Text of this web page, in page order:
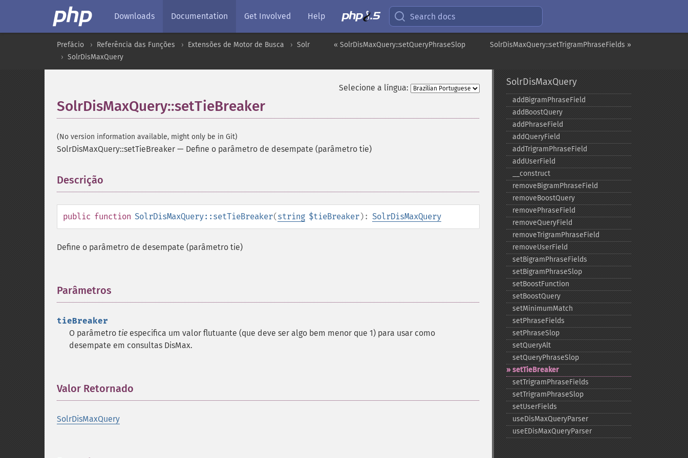
Downloads Documentation Get Involved Help Search docs
SolrDisMaxQuery::setTrigramPhraseFields »
« SolrDisMaxQuery::setQueryPhraseSlop
Prefácio Referência das Funções Extensões de Motor de Busca
Solr
SolrDisMaxQuery
Selecione a língua:
SolrDisMaxQuery::setTieBreaker
(No version information available, might only be in Git)
SolrDisMaxQuery::setTieBreaker — Define o parâmetro de desempate (parâmetro tie)
Descrição
public function SolrDisMaxQuery::setTieBreaker(string $tieBreaker): SolrDisMaxQuery
Define o parâmetro de desempate (parâmetro tie)
Parâmetros
tieBreaker
O parâmetro tie especifica um valor flutuante (que deve ser algo bem menor que 1) para usar como
desempate em consultas DisMax.
Valor Retornado
SolrDisMaxQuery
SolrDisMaxQuery
addBigramPhraseField
addBoostQuery
addPhraseField
addQueryField
addTrigramPhraseField
addUserField
_​_​construct
removeBigramPhraseField
removeBoostQuery
removePhraseField
removeQueryField
removeTrigramPhraseField
removeUserField
setBigramPhraseFields
setBigramPhraseSlop
setBoostFunction
setBoostQuery
setMinimumMatch
setPhraseFields
setPhraseSlop
setQueryAlt
setQueryPhraseSlop
setTieBreaker
setTrigramPhraseFields
setTrigramPhraseSlop
setUserFields
useDisMaxQueryParser
useEDisMaxQueryParser